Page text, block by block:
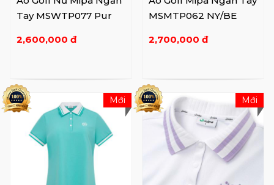
Tay MSWTP077 Pur
2,600,000 đ
MSMTP062 NY/BE
2,700,000 đ
Mới Mới